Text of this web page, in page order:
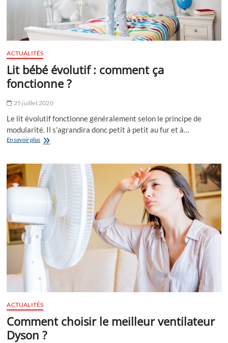
ACTUALITÉS
Lit bébé évolutif : comment ça
fonctionne ?
25 juillet 2020
Le lit évolutif fonctionne généralement selon le principe de
modularité. Il s’agrandira donc petit à petit au fur et à…
En savoir plusLit
:
comment
ça
fonctionne
ACTUALITÉS
Comment choisir le meilleur ventilateur
Dyson ?